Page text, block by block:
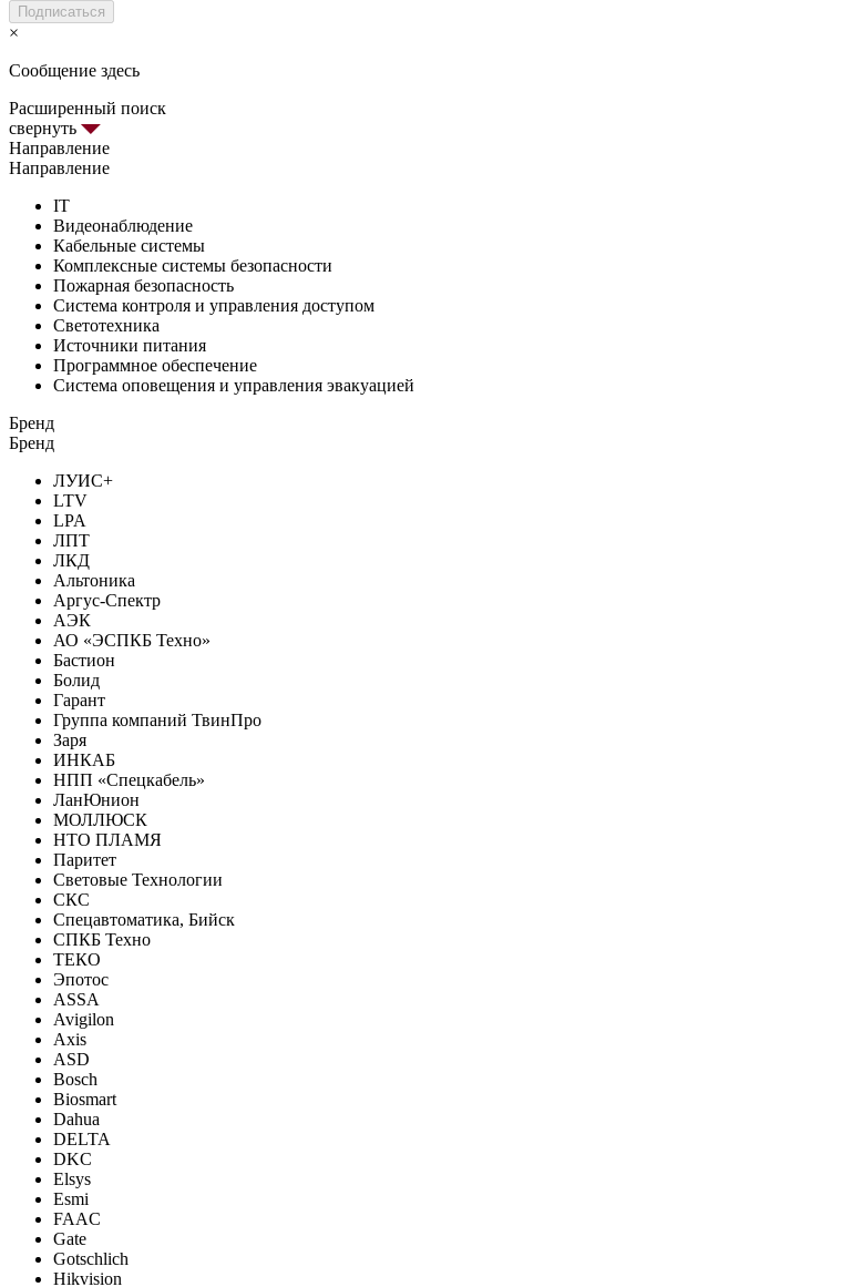
Подписаться
×
Сообщение здесь
Расширенный поиск
свернуть
Направление
Направление
IT
Видеонаблюдение
Кабельные системы
Комплексные системы безопасности
Пожарная безопасность
Система контроля и управления доступом
Светотехника
Источники питания
Программное обеспечение
Система оповещения и управления эвакуацией
Бренд
Бренд
ЛУИС+
LTV
LPA
ЛПТ
ЛКД
Альтоника
Аргус-Спектр
АЭК
АО «ЭСПКБ Техно»
Бастион
Болид
Гарант
Группа компаний ТвинПро
Заря
ИНКАБ
НПП «Спецкабель»
ЛанЮнион
МОЛЛЮСК
НТО ПЛАМЯ
Паритет
Световые Технологии
СКС
Спецавтоматика, Бийск
СПКБ Техно
ТЕКО
Эпотос
ASSA
Avigilon
Axis
ASD
Bosch
Biosmart
Dahua
DELTA
DKC
Elsys
Esmi
FAAC
Gate
Gotschlich
Hikvision